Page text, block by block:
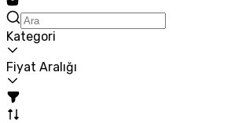
Kategori
Fiyat Aralığı